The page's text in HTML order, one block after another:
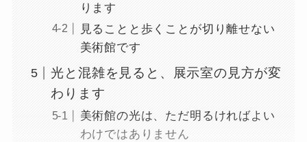
ります
見ることと歩くことが切り離せない
美術館です
光と混雑を見ると、展示室の見方が変
わります
美術館の光は、ただ明るければよい
わけではありません